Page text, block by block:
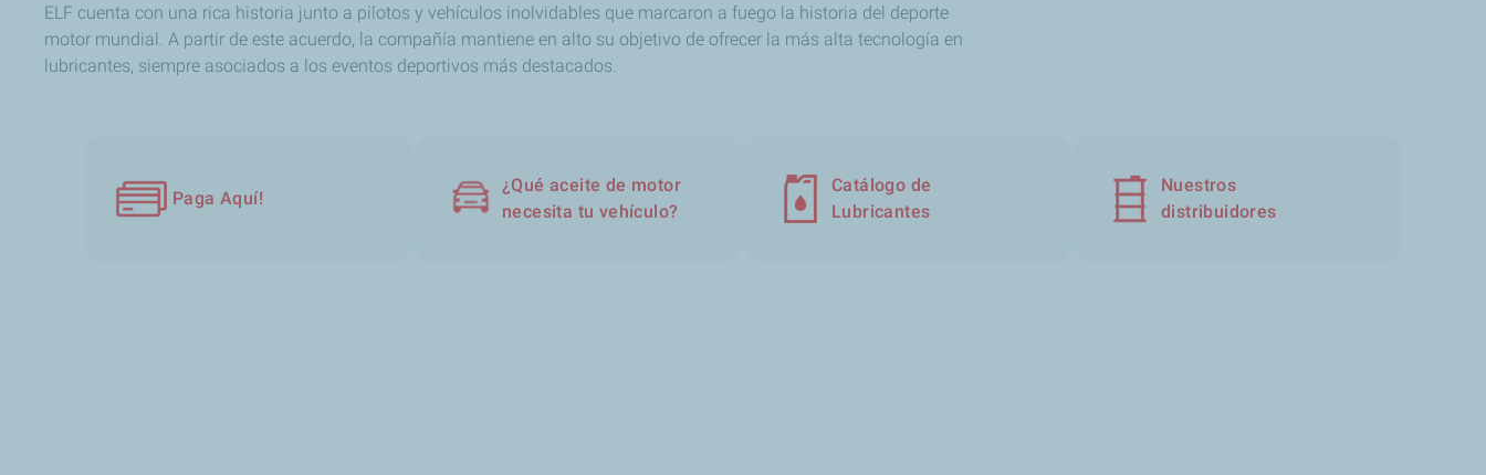
ELF cuenta con una rica historia junto a pilotos y vehículos inolvidables que marcaron a fuego la historia del deporte
motor mundial. A partir de este acuerdo, la compañía mantiene en alto su objetivo de ofrecer la más alta tecnología en
lubricantes, siempre asociados a los eventos deportivos más destacados.
Paga Aquí!
¿Qué aceite de motor
necesita tu vehículo?
Catálogo de
Lubricantes
Nuestros
distribuidores